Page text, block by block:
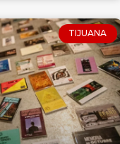
TIJUANA